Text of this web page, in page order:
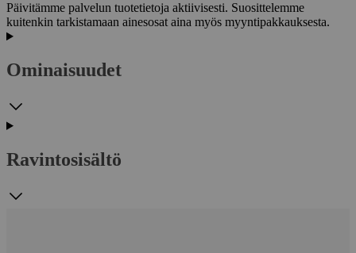
Päivitämme palvelun tuotetietoja aktiivisesti. Suosittelemme
kuitenkin tarkistamaan ainesosat aina myös myyntipakkauksesta.
Ominaisuudet
Ravintosisältö